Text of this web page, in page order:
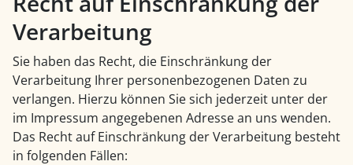
Verarbeitung
Sie haben das Recht, die Einschränkung der
Verarbeitung Ihrer personenbezogenen Daten zu
verlangen. Hierzu können Sie sich jederzeit unter der
im Impressum angegebenen Adresse an uns wenden.
Das Recht auf Einschränkung der Verarbeitung besteht
in folgenden Fällen: